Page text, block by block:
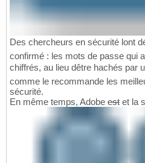
Des chercheurs en sécurité lont
confirmé : les mots de passe qui
chiffrés, au lieu dêtre hachés par
comme le recommande les
sécurité.
En même temps, Adobe est et la